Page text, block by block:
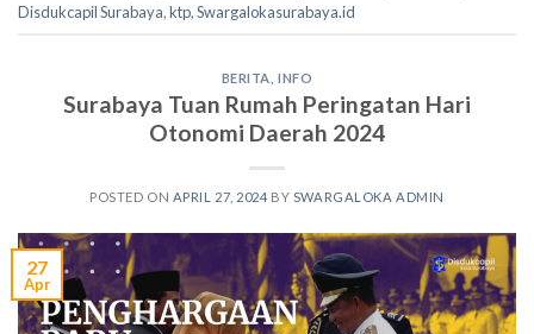
Disdukcapil Surabaya,ktp,Swargalokasurabaya.id
BERITA ,INFO
Surabaya Tuan Rumah Peringatan Hari
Otonomi Daerah 2024
POSTED ON APRIL 27, 2024 BY SWARGALOKA ADMIN
27
Apr